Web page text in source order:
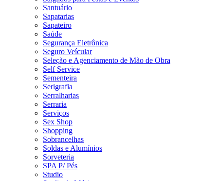
Santuário
Sapatarias
Sapateiro
Saúde
Segurança Eletrônica
Seguro Veícular
Seleção e Agenciamento de Mão de Obra
Self Service
Sementeira
Serigrafia
Serralharias
Serraria
Serviços
Sex Shop
Shopping
Sobrancelhas
Soldas e Alumínios
Sorveteria
SPA P/ Pés
Studio